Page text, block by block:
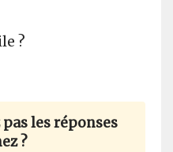
?
les réponses
?